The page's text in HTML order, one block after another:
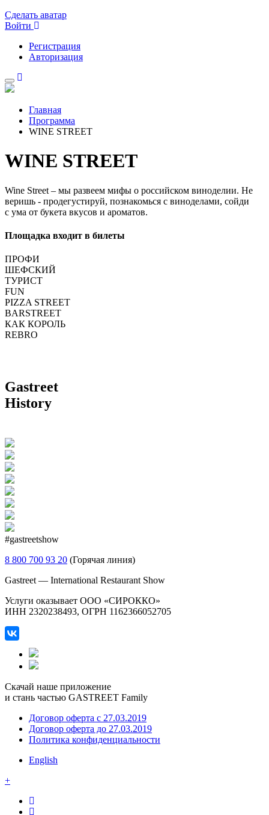
Сделать аватар
Войти
Регистрация
Авторизация
Главная
Программа
WINE STREET
WINE STREET
Wine Street – мы развеем мифы о российском виноделии. Не
веришь - продегустируй, познакомься с виноделами, сойди
с ума от букета вкусов и ароматов.
Площадка входит в билеты
ПРОФИ
ШЕФСКИЙ
ТУРИСТ
FUN
PIZZA STREET
BARSTREET
КАК КОРОЛЬ
REBRO
Gastreet
History
#gastreetshow
8 800 700 93 20 (Горячая линия)
Gastreet — International Restaurant Show
Услуги оказывает ООО «СИРОККО»
ИНН 2320238493, ОГРН 1162366052705
Скачай наше приложение
и стань частью GASTREET Family
Договор оферта c 27.03.2019
Договор оферта до 27.03.2019
Политика конфиденциальности
English
+